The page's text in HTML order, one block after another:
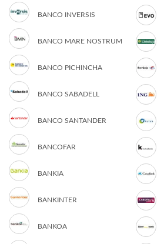
BANCO INVERSIS
BANCO MARE NOSTRUM
BANCO PICHINCHA
BANCO SABADELL
BANCO SANTANDER
BANCOFAR
BANKIA
BANKINTER
BANKOA